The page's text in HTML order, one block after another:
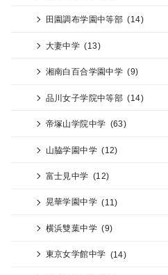
田園調布学園中等部 (14)
大妻中学 (13)
湘南白百合学園中学 (9)
品川女子学院中等部 (14)
帝塚山学院中学 (63)
山脇学園中学 (12)
富士見中学 (12)
晃華学園中学 (11)
横浜雙葉中学 (9)
東京女学館中学 (14)